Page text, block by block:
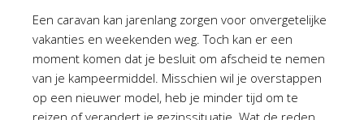
Een caravan kan jarenlang zorgen voor onvergetelijke
vakanties en weekenden weg. Toch kan er een
moment komen dat je besluit om afscheid te nemen
van je kampeermiddel. Misschien wil je overstappen
op een nieuwer model, heb je minder tijd om te
reizen of verandert je gezinssituatie. Wat de reden